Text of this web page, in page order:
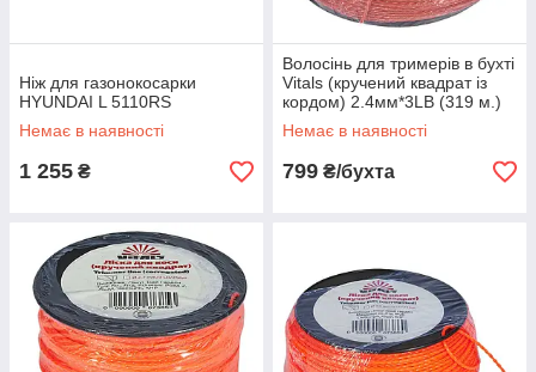
Ніж для газонокосарки
HYUNDAI L 5110RS
Немає в наявності
1 255 ₴
Волосінь для тримерів в бухті
Vitals (кручений квадрат із
кордом) 2.4мм*3LB (319 м.)
Немає в наявності
799 ₴/бухта